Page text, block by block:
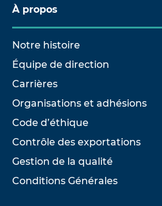
À propos
Notre histoire
Équipe de direction
Carrières
Organisations et adhésions
Code d’éthique
Contrôle des exportations
Gestion de la qualité
Conditions Générales